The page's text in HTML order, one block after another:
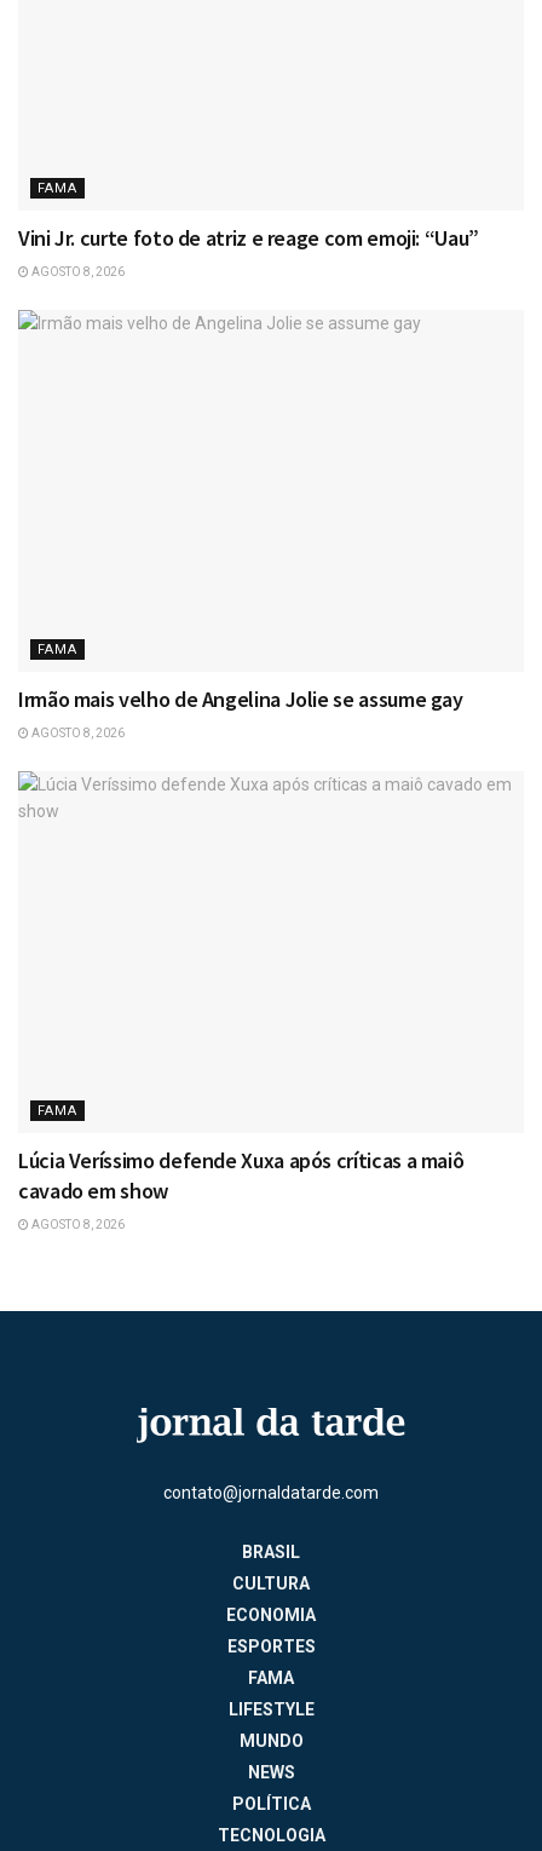
FAMA
Vini Jr. curte foto de atriz e reage com emoji: “Uau”
AGOSTO 8, 2026
FAMA
Irmão mais velho de Angelina Jolie se assume gay
AGOSTO 8, 2026
FAMA
Lúcia Veríssimo defende Xuxa após críticas a maiô
cavado em show
AGOSTO 8, 2026
contato@jornaldatarde.com
BRASIL
CULTURA
ECONOMIA
ESPORTES
FAMA
LIFESTYLE
MUNDO
NEWS
POLÍTICA
TECNOLOGIA